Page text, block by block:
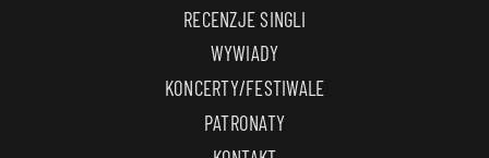
RECENZJE SINGLI
WYWIADY
KONCERTY/FESTIWALE
PATRONATY